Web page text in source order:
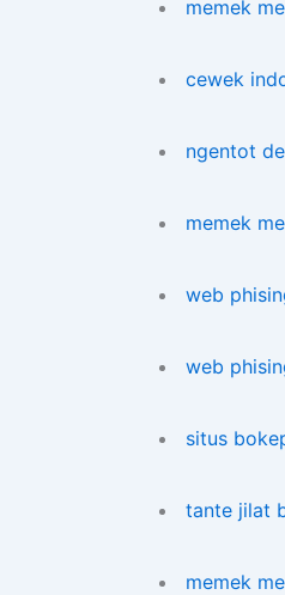
memek
cewek
ngentot
memek
web
web
situs
tante jilat
memek